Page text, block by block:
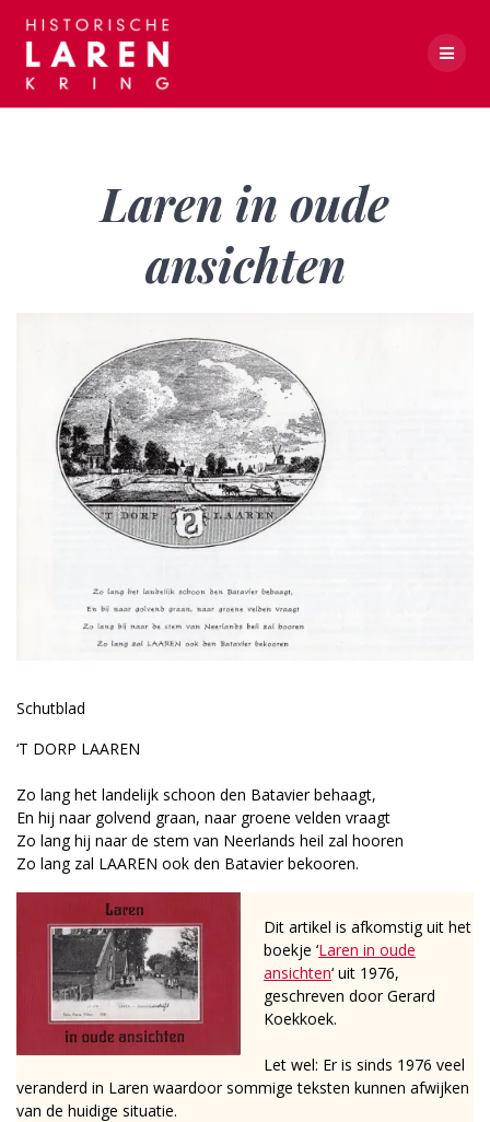
Laren in oude
ansichten
Schutblad
‘T DORP LAAREN
Zo lang het landelijk schoon den Batavier behaagt,
En hij naar golvend graan, naar groene velden vraagt
Zo lang hij naar de stem van Neerlands heil zal hooren
Zo lang zal LAAREN ook den Batavier bekooren.
Dit artikel is afkomstig uit het
boekje ‘Laren in oude
ansichten‘ uit 1976,
geschreven door Gerard
Koekkoek.
Let wel: Er is sinds 1976 veel
veranderd in Laren waardoor sommige teksten kunnen afwijken
van de huidige situatie.